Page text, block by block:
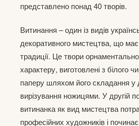
представлено понад 40 творів.
Витинання – один із видів
декоративного мистецтва, що має
традиції. Це твори
характеру, виготовлені з білого
паперу шляхом його складання у
вирізування ножицями. У другій
витинанка як вид мистецтва
професійних художників і